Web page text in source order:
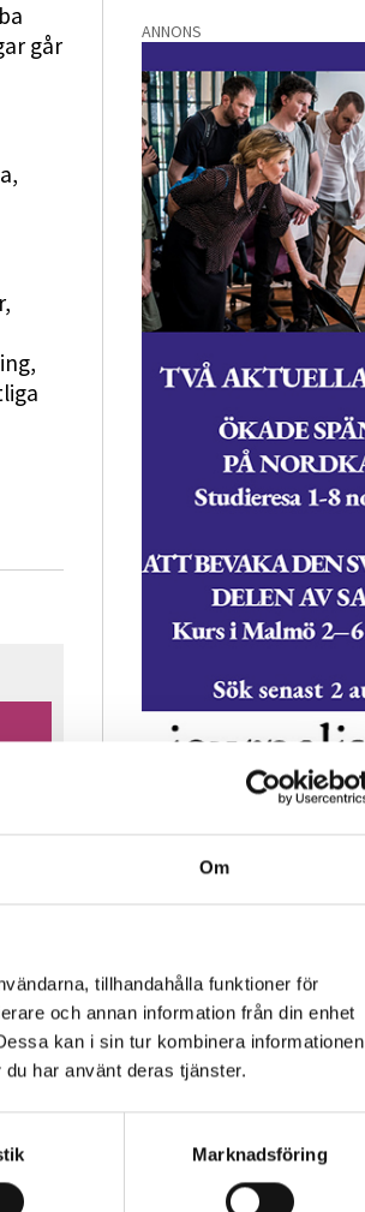
Om
tillhandahålla funktioner för
och annan information från din enhet
kan i sin tur kombinera informationen
har använt deras tjänster.
Marknadsföring
går
ANNONS